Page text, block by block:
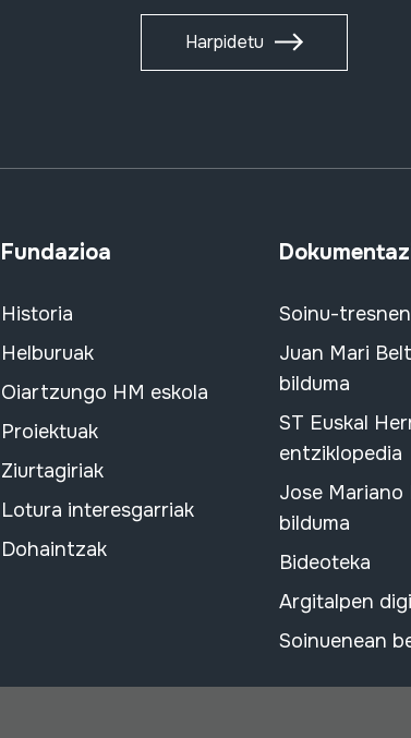
Harpidetu
Fundazioa
Historia
Helburuak
Oiartzungo HM eskola
Proiektuak
Ziurtagiriak
Lotura interesgarriak
Dohaintzak
Soinu-
Juan Mari
bilduma
ST Euskal
entziklopedia
Jose Mariano
bilduma
Bideoteka
Argitalpen
Soinuenean